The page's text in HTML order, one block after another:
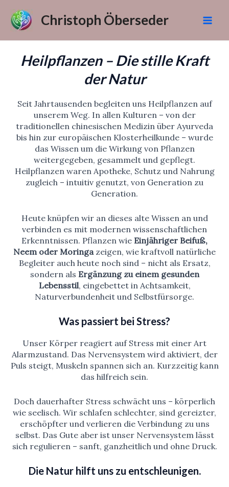
Inhalt
springen
Christoph Öberseder
Heilpflanzen – Die stille Kraft
der Natur
Seit Jahrtausenden begleiten uns Heilpflanzen auf
unserem Weg. In allen Kulturen – von der
traditionellen chinesischen Medizin über Ayurveda
bis hin zur europäischen Klosterheilkunde – wurde
das Wissen um die Wirkung von Pflanzen
weitergegeben, gesammelt und gepflegt.
Heilpflanzen waren Apotheke, Schutz und Nahrung
zugleich – intuitiv genutzt, von Generation zu
Generation.
Heute knüpfen wir an dieses alte Wissen an und
verbinden es mit modernen wissenschaftlichen
Erkenntnissen. Pflanzen wie Einjähriger Beifuß,
Neem oder Moringa zeigen, wie kraftvoll natürliche
Begleiter auch heute noch sind – nicht als Ersatz,
sondern als Ergänzung zu einem gesunden
Lebensstil, eingebettet in Achtsamkeit,
Naturverbundenheit und Selbstfürsorge.
Was passiert bei Stress?
Unser Körper reagiert auf Stress mit einer Art
Alarmzustand. Das Nervensystem wird aktiviert, der
Puls steigt, Muskeln spannen sich an. Kurzzeitig kann
das hilfreich sein.
Doch dauerhafter Stress schwächt uns – körperlich
wie seelisch. Wir schlafen schlechter, sind gereizter,
erschöpfter und verlieren die Verbindung zu uns
selbst. Das Gute aber ist unser Nervensystem lässt
sich regulieren – sanft, ganzheitlich und ohne Druck.
Die Natur hilft uns zu entschleunigen.